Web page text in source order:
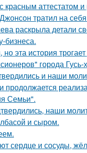
красным
тратил на
раскрыла детали
бизнеса.
эта история
города
и наши
Семьи".
наши
и сыром.
сердце и сосуды,